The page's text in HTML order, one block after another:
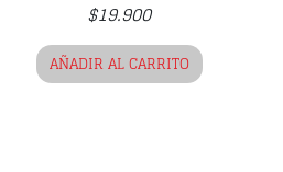
$19.900
AÑADIR AL CARRITO